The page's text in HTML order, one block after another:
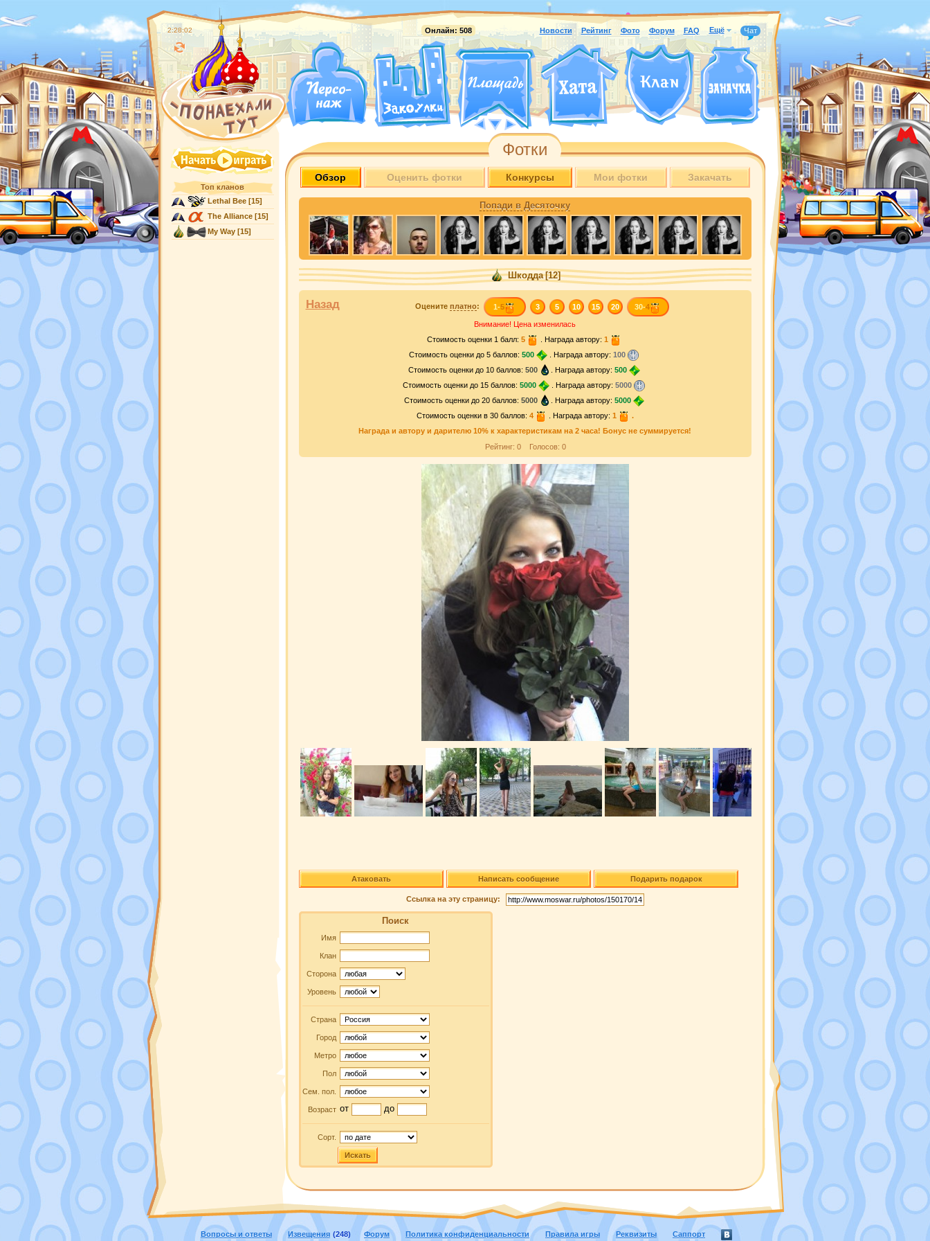
Онлайн: 508 Новости Рейтинг Фото Форум FAQ Ещё Чат
2:28:02
Топ кланов
Lethal Bee[15]
The Alliance[15]
My Way[15]
Фотки
Обзор Оценить фотки Конкурсы Мои фотки Закачать
Попади в Десяточку
Шкодда [12]
Назад Оцените платно: 1-5 3 5 10 15 20 30-4
Внимание! Цена изменилась
Стоимость оценки 1 балл: 5 . Награда автору: 1
Стоимость оценки до 5 баллов: 500 . Награда автору: 100
Стоимость оценки до 10 баллов: 500 . Награда автору: 500
Стоимость оценки до 15 баллов: 5000 . Награда автору: 5000
Стоимость оценки до 20 баллов: 5000 . Награда автору: 5000
Стоимость оценки в 30 баллов: 4 . Награда автору: 1
.
Награда и автору и дарителю 10% к характеристикам на 2 часа! Бонус не суммируется!
Рейтинг: 0Голосов: 0
Атаковать Написать сообщение Подарить подарок
Ссылка на эту страницу:
Поиск
Имя
Клан
Сторона
Уровень
Страна
Город
Метро
Пол
Сем. пол.
Возраст от до
Сорт.
Искать
Вопросы и ответы Извещения (248) Форум Политика конфиденциальности Правила игры Реквизиты Саппорт